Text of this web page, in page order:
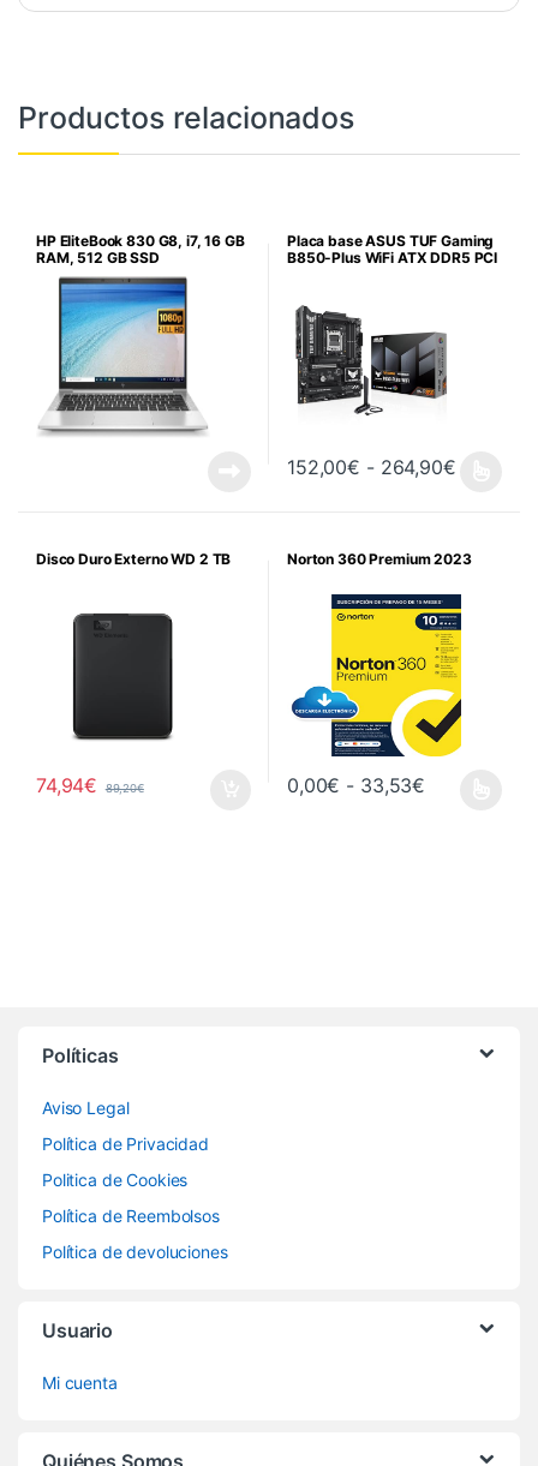
Productos relacionados
HP EliteBook 830 G8, i7, 16 GB
RAM, 512 GB SSD
Placa base ASUS TUF Gaming
B850-Plus WiFi ATX DDR5 PCI
152,00€ - 264,90€Rango
Este producto tiene múltiples
Disco Duro Externo WD 2 TB
74,94€ 89,20€
Norton 360 Premium 2023
0,00€ - 33,53€
Este producto tiene múltiples
Políticas
Aviso Legal
Política de Privacidad
Politica de Cookies
Política de Reembolsos
Política de devoluciones
Usuario
Mi cuenta